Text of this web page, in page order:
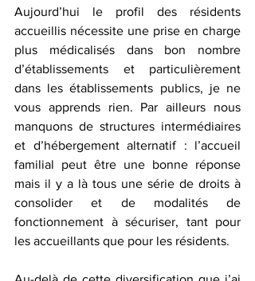
Aujourd’hui le profil des résidents
accueillis nécessite une prise en charge
plus médicalisés dans bon nombre
d’établissements et particulièrement
dans les établissements publics, je ne
vous apprends rien. Par ailleurs nous
manquons de structures intermédiaires
et d’hébergement alternatif : l’accueil
familial peut être une bonne réponse
mais il y a là tous une série de droits à
consolider et de modalités de
fonctionnement à sécuriser, tant pour
les accueillants que pour les résidents.